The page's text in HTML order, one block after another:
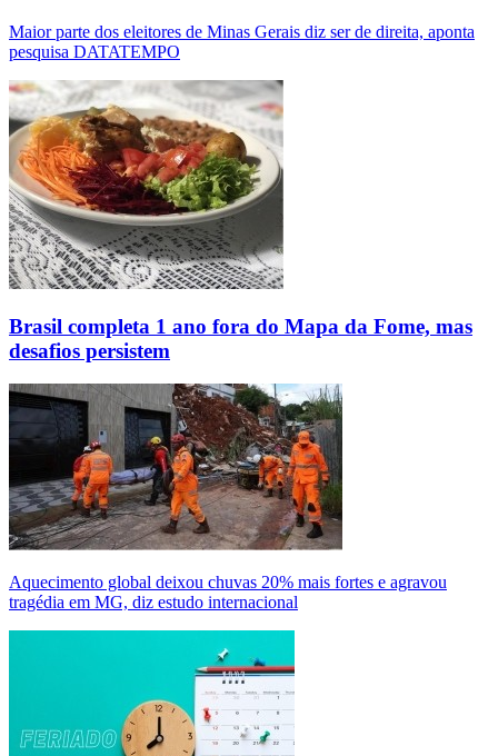
Maior parte dos eleitores de Minas Gerais diz ser de direita, aponta
pesquisa DATATEMPO
Brasil completa 1 ano fora do Mapa da Fome, mas
desafios persistem
Aquecimento global deixou chuvas 20% mais fortes e agravou
tragédia em MG, diz estudo internacional